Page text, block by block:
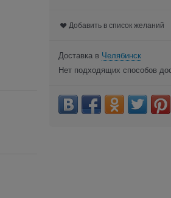
Добавить в список желаний
Доставка в Челябинск
Нет подходящих способов